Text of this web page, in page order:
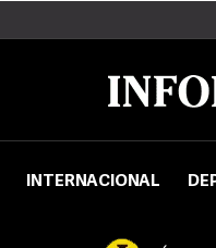
INTERNACIONAL